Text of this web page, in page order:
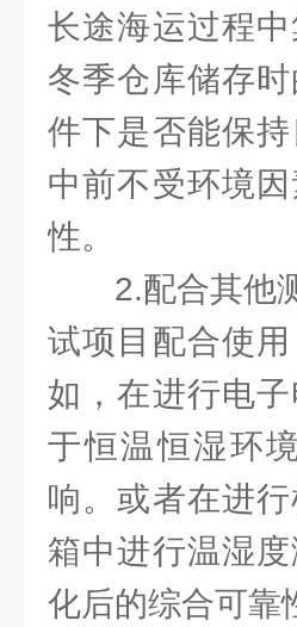
长途海运过程
冬季仓库储存
件下是否能保
中前不受环境
性。
2.配合其他
试项目配合使
如，在进行电
于恒温恒湿环
响。或者在进
箱中进行温湿
化后的综合可靠